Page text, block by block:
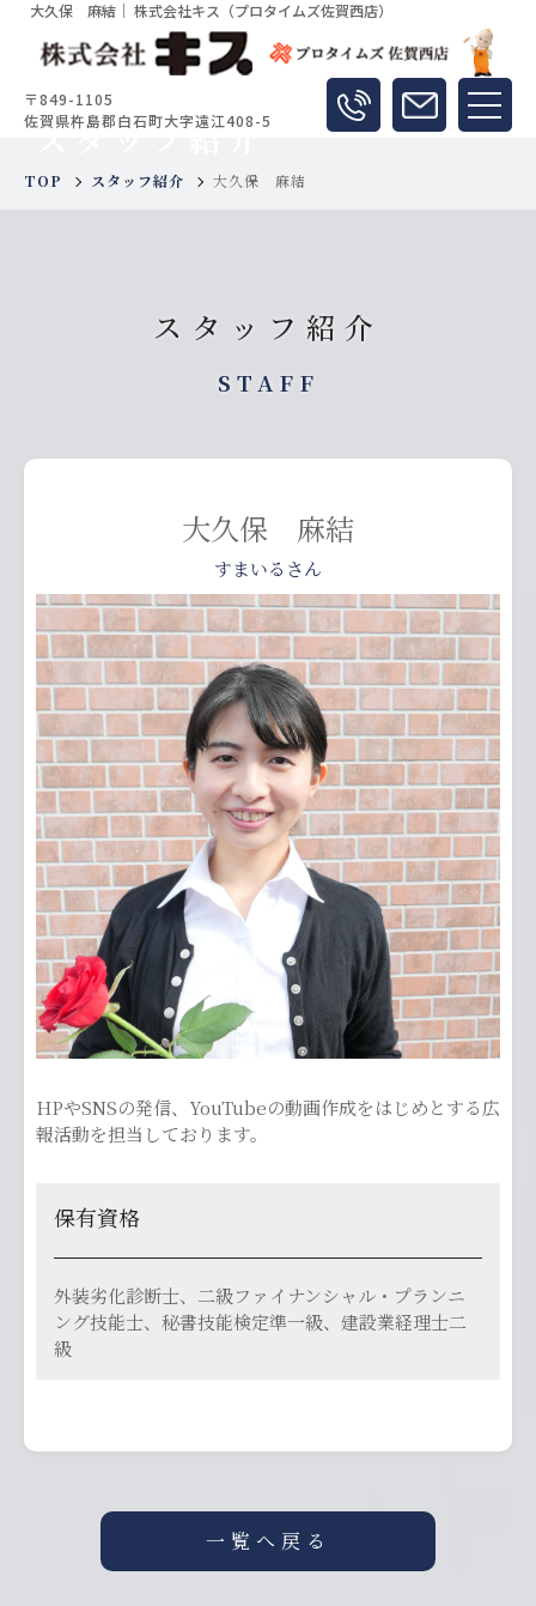
大久保 麻結｜ 株式会社キス（プロタイムズ佐賀西店）
〒849-1105
佐賀県杵島郡白石町大字遠江408-5
スタッフ紹介
TOP スタッフ紹介 大久保 麻結
スタッフ紹介
STAFF
大久保 麻結
すまいるさん
HPやSNSの発信、YouTubeの動画作成をはじめとする広
報活動を担当しております。
保有資格
外装劣化診断士、二級ファイナンシャル・プランニ
ング技能士、秘書技能検定準一級、建設業経理士二
級
一覧へ戻る